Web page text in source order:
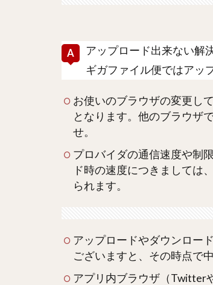
アップロード出来ない解
ギガファイル便ではアッ
お使いのブラウザの変更し
となります。他のブラウザ
せ。
プロバイダの通信速度や制
ド時の速度につきましては
られます。
アップロードやダウンロー
ございますと、その時点で
アプリ内ブラウザ（Twitter